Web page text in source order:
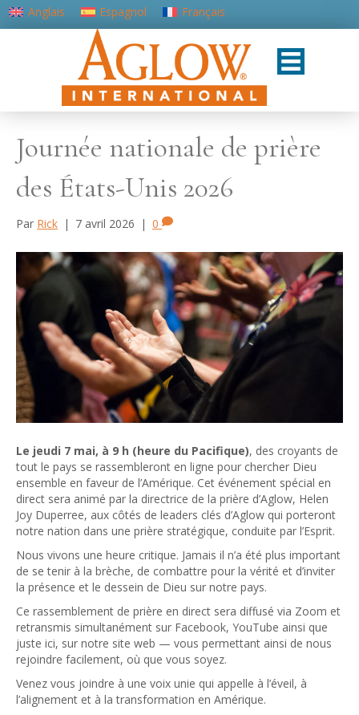
Anglais Espagnol
Français
Portugais - du Portugal
Journée nationale de prière
des États-Unis 2026
Par Rick | 7 avril 2026 | 0
Le jeudi 7 mai, à 9 h (heure du Pacifique), des croyants de
tout le pays se rassembleront en ligne pour chercher Dieu
ensemble en faveur de l’Amérique. Cet événement spécial en
direct sera animé par la directrice de la prière d’Aglow, Helen
Joy Duperree, aux côtés de leaders clés d’Aglow qui porteront
notre nation dans une prière stratégique, conduite par l’Esprit.
Nous vivons une heure critique. Jamais il n’a été plus important
de se tenir à la brèche, de combattre pour la vérité et d’inviter
la présence et le dessein de Dieu sur notre pays.
Ce rassemblement de prière en direct sera diffusé via Zoom et
retransmis simultanément sur Facebook, YouTube ainsi que
juste ici, sur notre site web — vous permettant ainsi de nous
rejoindre facilement, où que vous soyez.
Venez vous joindre à une voix unie qui appelle à l’éveil, à
l’alignement et à la transformation en Amérique.